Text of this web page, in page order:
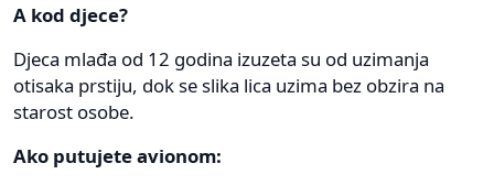
A kod djece?
Djeca mlađa od 12 godina izuzeta su od uzimanja
otisaka prstiju, dok se slika lica uzima bez obzira na
starost osobe.
Ako putujete avionom: